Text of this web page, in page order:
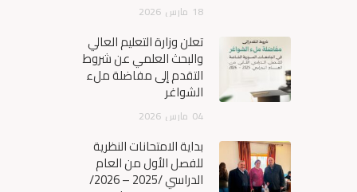
18 مارس 2026
تعلن وزارة التعليم العالي
والبحث العلمي عن شروط
التقدم إلى مفاضلة ملء
الشواغر
04 مارس 2026
بداية الامتحانات النظرية
للفصل الأول من العام
الدراسي /2025 – 2026/